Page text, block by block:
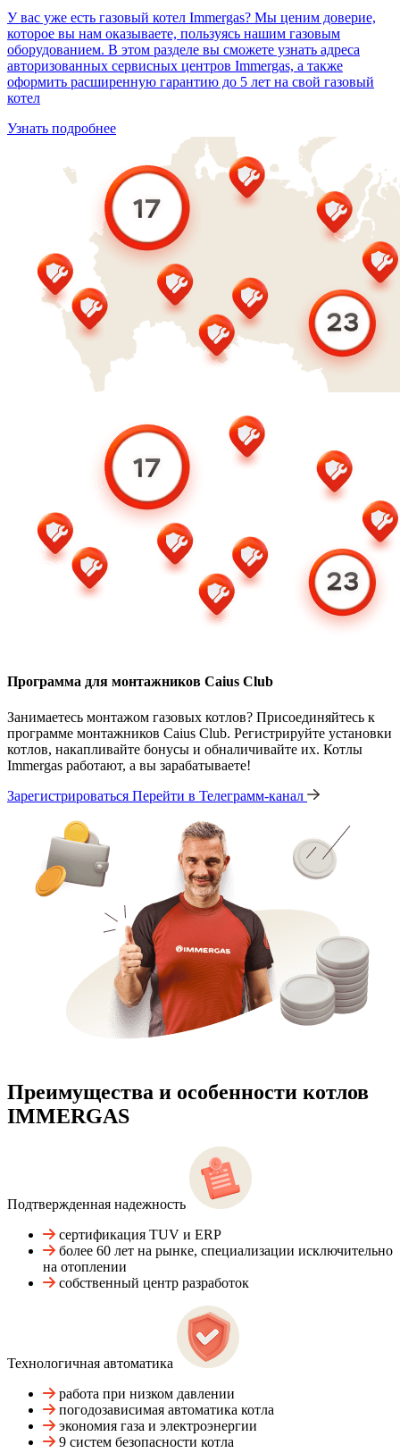
У вас уже есть газовый котел Immergas? Мы ценим доверие,
которое вы нам оказываете, пользуясь нашим газовым
оборудованием. В этом разделе вы сможете узнать адреса
авторизованных сервисных центров Immergas, а также
оформить расширенную гарантию до 5 лет на свой газовый
котел
Узнать подробнее
Программа для монтажников Caius Club
Занимаетесь монтажом газовых котлов? Присоединяйтесь к
программе монтажников Caius Club. Регистрируйте установки
котлов, накапливайте бонусы и обналичивайте их. Котлы
Immergas работают, а вы зарабатываете!
Зарегистрироваться Перейти в Телеграмм-канал
Преимущества и особенности котлов
IMMERGAS
Подтвержденная надежность
сертификация TUV и ERP
более 60 лет на рынке, специализации исключительно
на отоплении
собственный центр разработок
Технологичная автоматика
работа при низком давлении
погодозависимая автоматика котла
экономия газа и электроэнергии
9 систем безопасности котла